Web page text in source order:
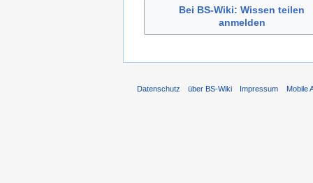
Bei BS-Wiki: Wissen teilen
anmelden
Datenschutz über BS-Wiki Impressum Mobile